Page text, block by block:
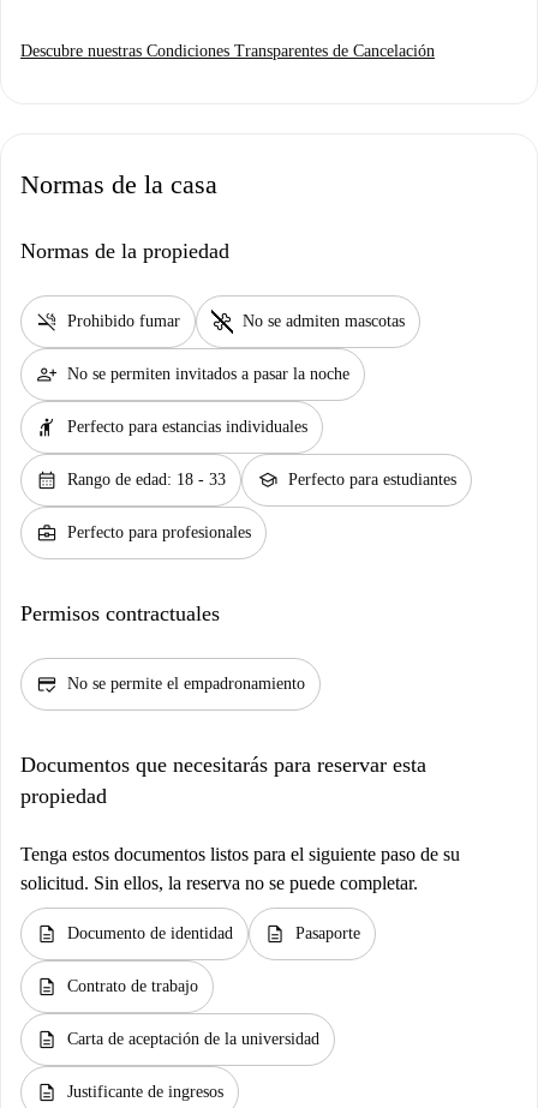
Descubre nuestras Condiciones Transparentes de Cancelación
Normas de la casa
Normas de la propiedad
smoke_free Prohibido fumar pet_supplies No se admiten mascotas
person_add No se permiten invitados a pasar la noche
hail Perfecto para estancias individuales
calendar_month Rango de edad: 18 - 33 school Perfecto para estudiantes
business_center Perfecto para profesionales
Permisos contractuales
credit_score No se permite el empadronamiento
Documentos que necesitarás para reservar esta
propiedad
Tenga estos documentos listos para el siguiente paso de su
solicitud. Sin ellos, la reserva no se puede completar.
description Documento de identidad description Pasaporte
description Contrato de trabajo
description Carta de aceptación de la universidad
description Justificante de ingresos